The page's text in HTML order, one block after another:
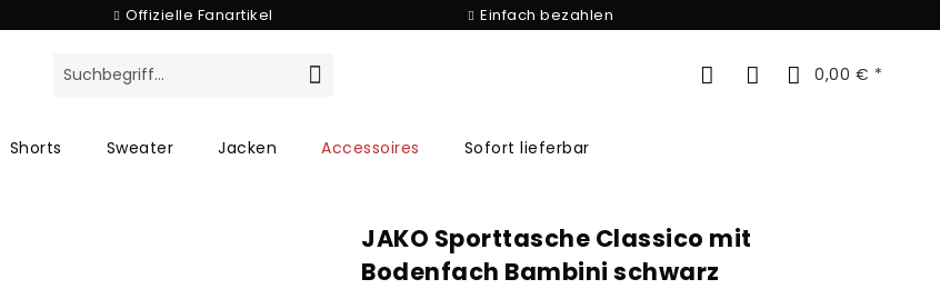
Offizielle Fanartikel Einfach bezahlen
0,00 € *
Shorts Sweater Jacken Accessoires Sofort lieferbar
JAKO Sporttasche Classico mit
Bodenfach Bambini schwarz